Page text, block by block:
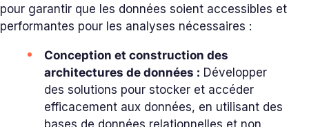
pour garantir que les données soient accessibles et
performantes pour les analyses nécessaires :
Conception et construction des
architectures de données : Développer
des solutions pour stocker et accéder
efficacement aux données, en utilisant des